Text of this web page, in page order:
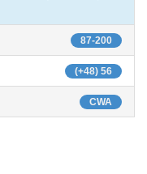
87-200
(+48) 56
CWA